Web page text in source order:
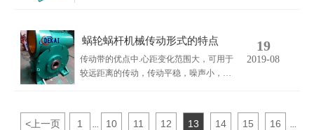
命长等特点。有左进料、右进料两种形
式，且每种形式都有高速和低速两种传动
比供用户选择。箱体采用树脂砂铸造。
蜗轮蜗杆机械传动形式的特点
传动带的优点中.心距变化范围大，可用于
较远距离的传动，传动平稳，噪声小，能
19
2019-08
<上一页 1 10 11 12 13 14 15 16